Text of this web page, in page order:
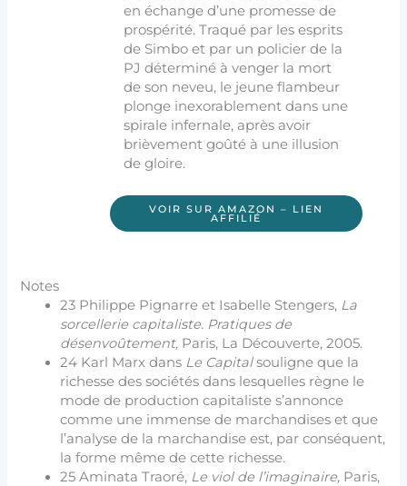
en échange d’une promesse de
prospérité. Traqué par les esprits
de Simbo et par un policier de la
PJ déterminé à venger la mort
de son neveu, le jeune flambeur
plonge inexorablement dans une
spirale infernale, après avoir
brièvement goûté à une illusion
de gloire.
VOIR SUR AMAZON – LIEN
AFFILIÉ
Notes
23 Philippe Pignarre et Isabelle Stengers, La
sorcellerie capitaliste. Pratiques de
désenvoûtement, Paris, La Découverte, 2005.
24 Karl Marx dans Le Capitalsouligne que la
richesse des sociétés dans lesquelles règne le
mode de production capitaliste s’annonce
comme une immense de marchandises et que
l’analyse de la marchandise est, par conséquent,
la forme même de cette richesse.
25 Aminata Traoré, Le viol de l’imaginaire, Paris,